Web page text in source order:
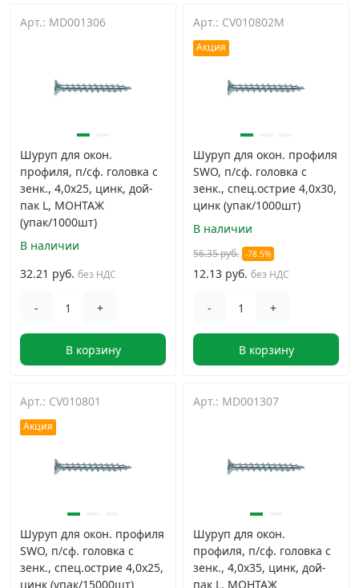
Арт.: MD001306
Шуруп для окон.
профиля, п/сф. головка с
зенк., 4,0х25, цинк, дой-
пак L, МОНТАЖ
(упак/1000шт)
В наличии
32.21 руб. без НДС
- +
В корзину
Арт.: CV010802M
Акция
Шуруп для окон. профиля
SWO, п/сф. головка с
зенк., спец.острие 4,0х30,
цинк (упак/1000шт)
В наличии
56.35 руб. -78.5%
12.13 руб. без НДС
- +
В корзину
Арт.: CV010801
Акция
Шуруп для окон. профиля
SWO, п/сф. головка с
зенк., спец.острие 4,0х25,
цинк (упак/15000шт)
Арт.: MD001307
Шуруп для окон.
профиля, п/сф. головка с
зенк., 4,0х35, цинк, дой-
пак L, МОНТАЖ